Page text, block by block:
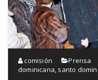
comisión Prensa
dominicana, santo